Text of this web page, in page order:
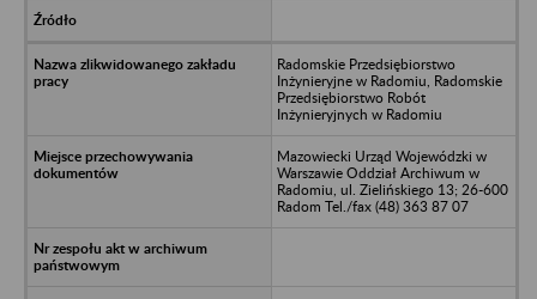
Radomskie Przedsiębiorstwo
Inżynieryjne w Radomiu, Radomskie
Przedsiębiorstwo Robót
Inżynieryjnych w Radomiu
Mazowiecki Urząd Wojewódzki w
Warszawie Oddział Archiwum w
Radomiu, ul. Zielińskiego 13; 26-600
Radom Tel./fax (48) 363 87 07